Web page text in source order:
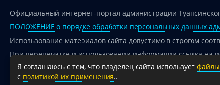
Официальный интернет-портал администрации
ПОЛОЖЕНИЕ о порядке обработки персональных данных
Использование материалов сайта допустимо в строгом
При перепечатке и использовании информации ссылка на
Для сайтов и страниц сети Интернет обязательна
18+
Я соглашаюсь с тем, что владелец сайта использует файлы
с политикой их применения..